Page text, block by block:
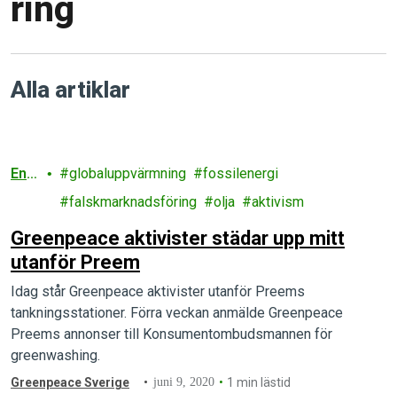
ring
Alla artiklar
Ene
globaluppvärmning
fossilenergi
falskmarknadsföring
olja aktivism
Greenpeace aktivister städar upp mitt
utanför Preem
Idag står Greenpeace aktivister utanför Preems
tankningsstationer. Förra veckan anmälde Greenpeace
Preems annonser till Konsumentombudsmannen för
greenwashing.
Greenpeace Sverige juni 9, 2020 1 min lästid